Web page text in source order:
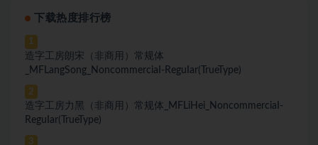
下载热度排行榜
1
造字工房朗宋（非商用）常规体
_MFLangSong_NoncommerciaI-ReguIar(TrueType)
2
造字工房力黑（非商用）常规体_MFLiHei_NoncommerciaI-
ReguIar(TrueType)
3